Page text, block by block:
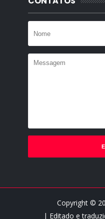
Copyright ©
| Editado e